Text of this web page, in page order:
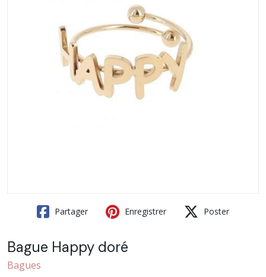
Partager Enregistrer Poster
Bague Happy doré
Bagues